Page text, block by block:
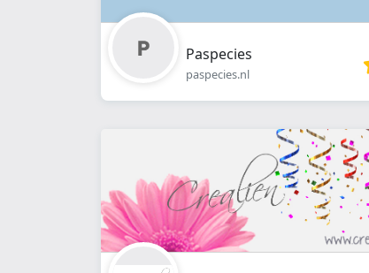
Paspecies
paspecies.nl